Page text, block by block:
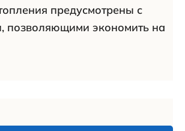
предусмотрены с
позволяющими экономить на